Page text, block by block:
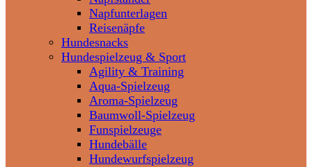
Napfunterlagen
Reisenäpfe
Hundesnacks
Hundespielzeug & Sport
Agility & Training
Aqua-Spielzeug
Aroma-Spielzeug
Baumwoll-Spielzeug
Funspielzeuge
Hundebälle
Hundewurfspielzeug